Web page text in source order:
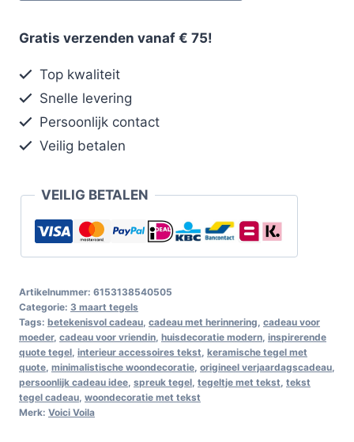
Gratis verzenden vanaf € 75!
Top kwaliteit
Snelle levering
Persoonlijk contact
Veilig betalen
VEILIG BETALEN
Artikelnummer: 6153138540505
Categorie: 3 maart tegels
Tags: betekenisvol cadeau cadeau met herinnering cadeau voor
moeder, cadeau voor vriendin huisdecoratie modern inspirerende
quote tegel interieur accessoires tekst keramische tegel met
quote minimalistische woondecoratie origineel verjaardagscadeau
persoonlijk cadeau idee spreuk tegel tegeltje met tekst tekst
tegel cadeau woondecoratie met tekst
Merk: Voici Voila